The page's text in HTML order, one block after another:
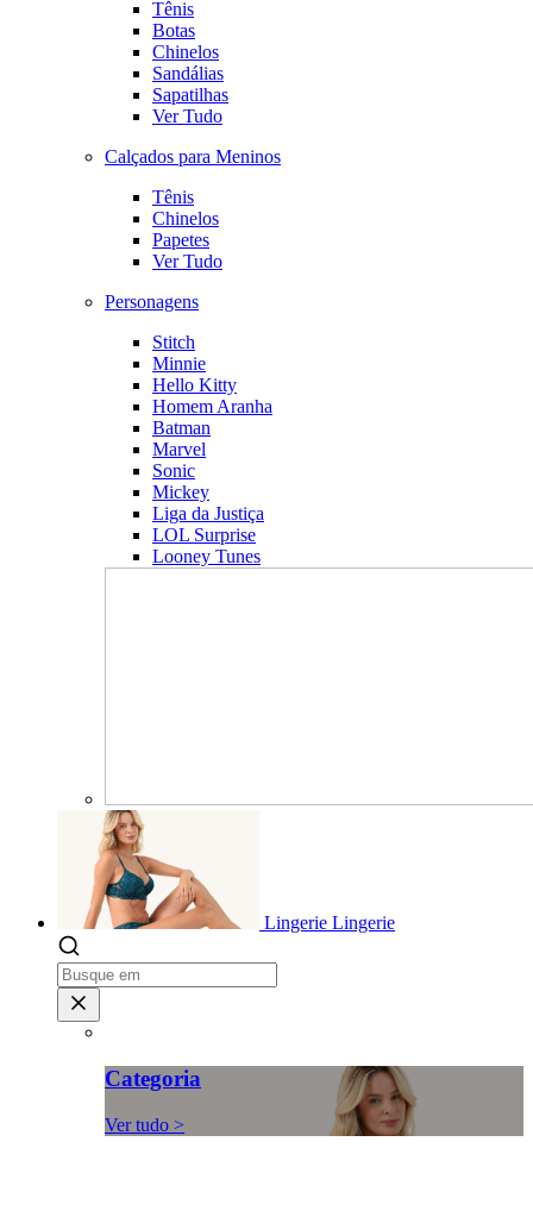
Tênis
Botas
Chinelos
Sandálias
Sapatilhas
Ver Tudo
Calçados para Meninos
Tênis
Chinelos
Papetes
Ver Tudo
Personagens
Stitch
Minnie
Hello Kitty
Homem Aranha
Batman
Marvel
Sonic
Mickey
Liga da Justiça
LOL Surprise
Looney Tunes
Lingerie Lingerie
Categoria
Ver tudo >